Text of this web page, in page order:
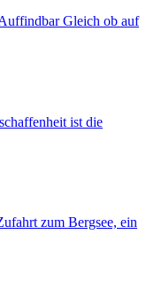
Gleich ob auf
ist die
zum Bergsee, ein